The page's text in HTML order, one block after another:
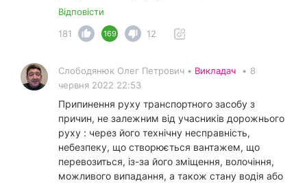
Відповісти
181
169 12
Слободянюк Олег Петрович • Викладач • 8
червня 2022 22:53
Припинення руху транспортного засобу з
причин, не залежним від учасників дорожнього
руху : через його технічну несправність,
небезпеку, що створюється вантажем, що
перевозиться, із-за його зміщення, волочіння,
можливого випадання, а також стану водія або